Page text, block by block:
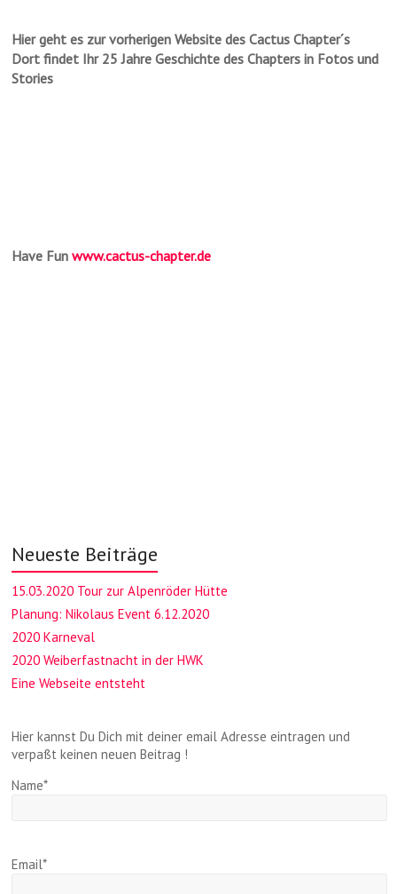
Hier geht es zur vorherigen Website des Cactus Chapter´s
Dort findet Ihr 25 Jahre Geschichte des Chapters in Fotos und
Stories
Have Funwww.cactus-chapter.de
Neueste Beiträge
15.03.2020 Tour zur Alpenröder Hütte
Planung: Nikolaus Event 6.12.2020
2020 Karneval
2020 Weiberfastnacht in der HWK
Eine Webseite entsteht
Hier kannst Du Dich mit deiner email Adresse eintragen und
verpaßt keinen neuen Beitrag !
Name*
Email*